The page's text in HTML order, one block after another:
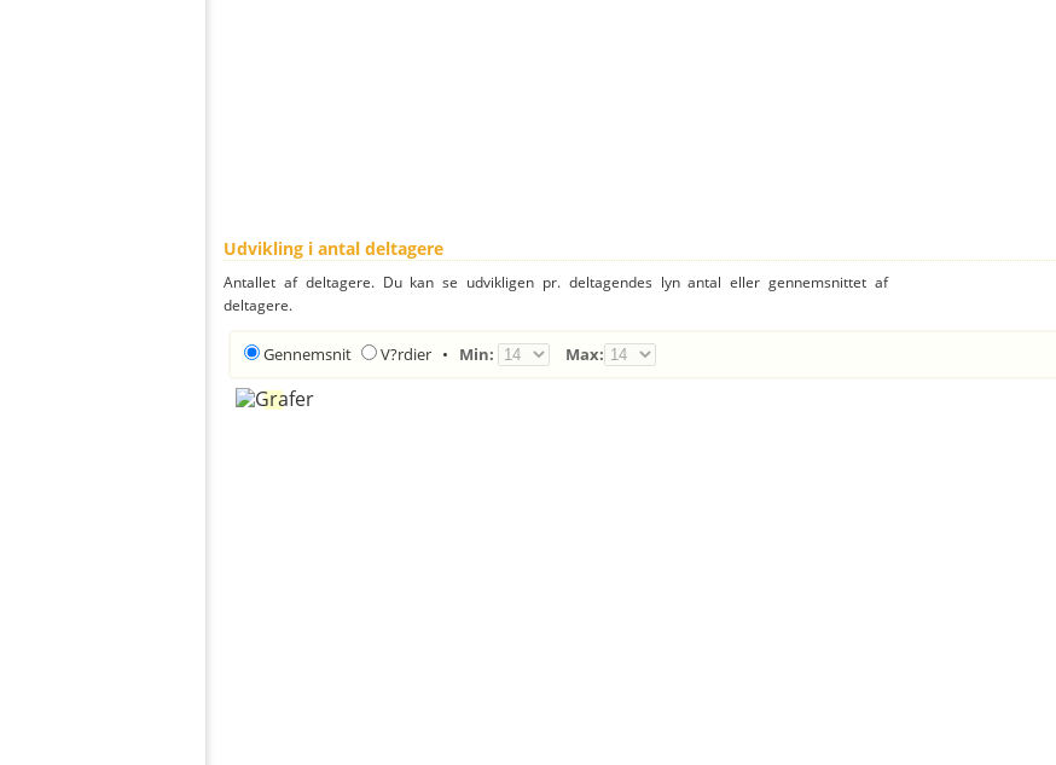
Udvikling i antal deltagere
Antallet af deltagere. Du kan se udvikligen pr. deltagendes lyn antal eller gennemsnittet af
deltagere.
Gennemsnit V?rdier • Min: Max: